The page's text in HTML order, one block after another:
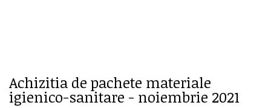
Achizitia de pachete materiale
igienico-sanitare - noiembrie 2021